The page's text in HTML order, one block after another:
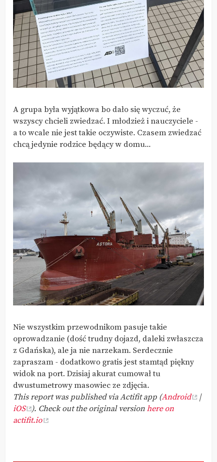
A grupa była wyjątkowa bo dało się wyczuć, że
wszyscy chcieli zwiedzać. I młodzież i nauczyciele -
a to wcale nie jest takie oczywiste. Czasem zwiedzać
chcą jedynie rodzice będący w domu...
Nie wszystkim przewodnikom pasuje takie
oprowadzanie (dość trudny dojazd, daleki zwłaszcza
z Gdańska), ale ja nie narzekam. Serdecznie
zapraszam - dodatkowo gratis jest stamtąd piękny
widok na port. Dzisiaj akurat cumował tu
dwustumetrowy masowiec ze zdjęcia.
This report was published via Actifit app (Android
|
iOS
). Check out the original versionhere on
actifit.io